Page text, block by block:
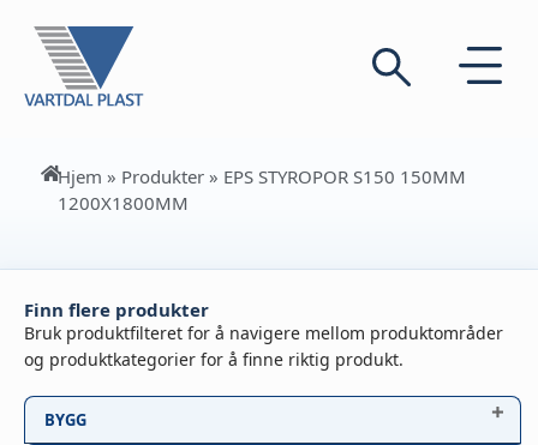
Hjem » Produkter » EPS STYROPOR S150 150MM
1200X1800MM
Finn flere produkter
Bruk produktfilteret for å navigere mellom produktområder
og produktkategorier for å finne riktig produkt.
BYGG